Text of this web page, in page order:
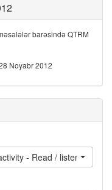
barəsində QTRM
Noyabr 2012
- Read / listen to /